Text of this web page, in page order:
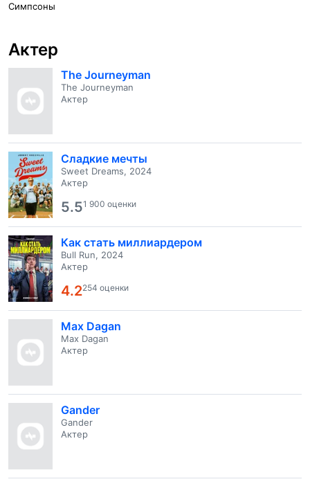
Симпсоны
Актер
The Journeyman
The Journeyman
Актер
Сладкие мечты
Sweet Dreams, 2024
Актер
5.51 900 оценки
Как стать миллиардером
Bull Run, 2024
Актер
4.2254 оценки
Max Dagan
Max Dagan
Актер
Gander
Gander
Актер